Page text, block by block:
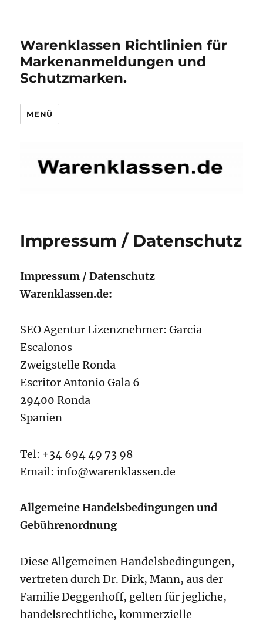
Warenklassen Richtlinien für
Markenanmeldungen und
Schutzmarken.
MENÜ
Impressum / Datenschutz
Impressum / Datenschutz
Warenklassen.de:
SEO Agentur Lizenznehmer: Garcia
Escalonos
Zweigstelle Ronda
Escritor Antonio Gala 6
29400 Ronda
Spanien
Tel: +34 694 49 73 98
Email: info@warenklassen.de
Allgemeine Handelsbedingungen und
Gebührenordnung
Diese Allgemeinen Handelsbedingungen,
vertreten durch Dr. Dirk, Mann, aus der
Familie Deggenhoff, gelten für jegliche,
handelsrechtliche, kommerzielle